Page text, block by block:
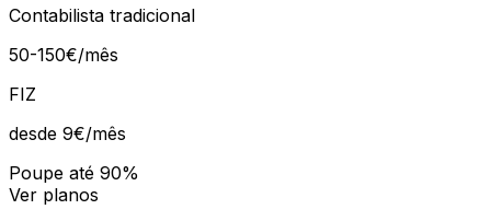
Contabilista tradicional
50-150€/mês
FIZ
desde 9€/mês
Poupe até 90%
Ver planos